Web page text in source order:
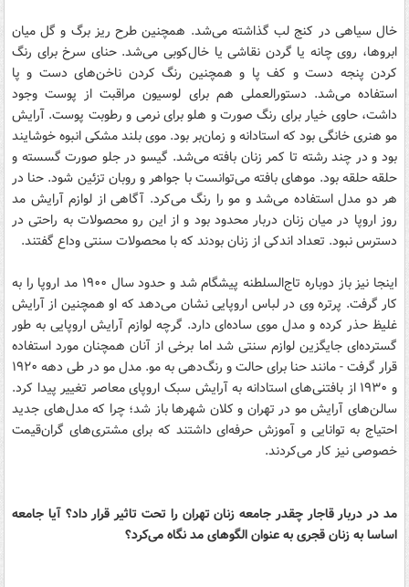
خال سیاهی در کنج لب گذاشته می‌شد. همچنین طرح ریز برگ و گل میان
ابرو‌ها، روی چانه یا گردن نقاشی یا خال‌کوبی می‌شد. حنای سرخ برای رنگ
کردن پنجه دست و کف پا و همچنین رنگ کردن ناخن‌های دست و پا
استفاده می‌شد. دستورالعملی هم برای لوسیون مراقبت از پوست وجود
داشت، حاوی خیار برای رنگ صورت و هلو برای نرمی و رطوبت پوست. آرایش
مو هنری خانگی بود که استادانه و زمان‌بر بود. موی بلند مشکی انبوه خوشایند
بود و در چند رشته تا کمر زنان بافته می‌شد. گیسو در جلو صورت گسسته و
حلقه حلقه بود. موهای بافته می‌توانست با جواهر و روبان تزئین شود. حنا در
هر دو مدل استفاده می‌شد و مو را رنگ می‌کرد. آگاهی از لوازم آرایش مد
روز اروپا در میان زنان دربار محدود بود و از این رو محصولات به راحتی در
دسترس نبود. تعداد اندکی از زنان بودند که با محصولات سنتی وداع گفتند.
اینجا نیز باز دوباره تاج‌السلطنه پیشگام شد و حدود سال ۱۹۰۰ مد اروپا را به
کار گرفت. پرتره وی در لباس اروپایی نشان می‌دهد که او همچنین از آرایش
غلیظ حذر کرده و مدل موی ساده‌ای دارد. گرچه لوازم آرایش اروپایی به طور
گسترده‌ای جایگزین لوازم سنتی شد اما برخی از آنان همچنان مورد استفاده
قرار گرفت - مانند حنا برای حالت و رنگ‌دهی به مو. مدل مو در طی دهه ۱۹۲۰
و ۱۹۳۰ از بافتنی‌های استادانه به آرایش سبک اروپای معاصر تغییر پیدا کرد.
سالن‌های آرایش مو در تهران و کلان شهر‌ها باز شد؛ چرا که مدل‌های جدید
احتیاج به توانایی و آموزش حرفه‌ای داشتند که برای مشتری‌های گران‌قیمت
خصوصی نیز کار می‌کردند.
مد در دربار قاجار چقدر جامعه زنان تهران را تحت تاثیر قرار داد؟ آیا جامعه
اساسا به زنان قجری به عنوان الگوهای مد نگاه می‌کرد؟